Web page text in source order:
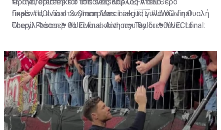
Γκράντε, ενώ στο Champions League γυναικών η Oυαλή
Τσερίλ Φόστερ θα είναι εκείνη που θα διευθύνει το
finals:#UCLfinal: Szymon Marciniak 🇵🇱#UWCLfinal:
Cheryl Foster 🏴󠁧󠁢󠁷󠁬󠁳󠁿#UELfinal: Anthony Taylor 🏴󠁧󠁢󠁥󠁮󠁧󠁿#UECLfinal :
Full story: ⬇️
— UEFA (@UEFA)May 22, 2023